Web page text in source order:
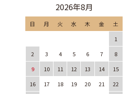
2026年8月
日 月 火 水 木 金
土
1
2
3 4 5 6 7
8
9
10 11 12 13 14
15
16
17 18 19 20 21
22